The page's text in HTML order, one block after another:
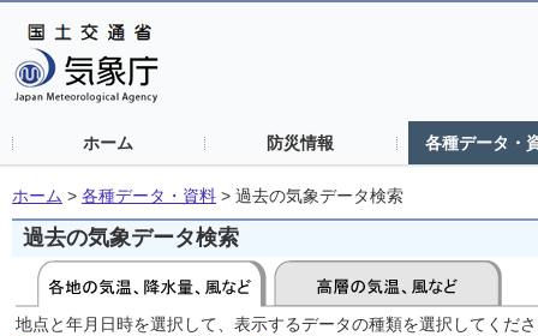
ホーム 防災情報 各種データ・
ホーム > 各種データ・資料 > 過去の気象データ検索
過去の気象データ検索
地点と年月日時を選択して、表示するデータの種類を選択してくだ